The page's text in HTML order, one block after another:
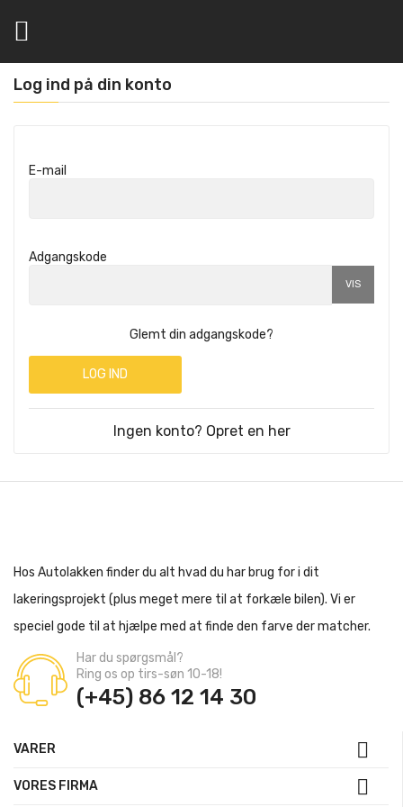

Log ind på din konto
E-mail
Adgangskode
VIS
Glemt din adgangskode?
LOG IND
Ingen konto? Opret en her
Hos Autolakken finder du alt hvad du har brug for i dit
lakeringsprojekt (plus meget mere til at forkæle bilen). Vi er
speciel gode til at hjælpe med at finde den farve der matcher.
Har du spørgsmål?
Ring os op tirs-søn 10-18!
(+45) 86 12 14 30
VARER 
VORES FIRMA 